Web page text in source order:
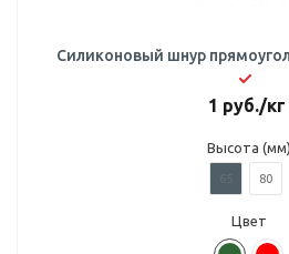
Силиконовый шнур
1 руб./кг
Высота (мм)
65 80
Цвет